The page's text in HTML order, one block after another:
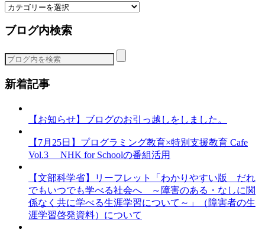
カ
ゴ
ー
ブログ内検索
新着記事
【お知らせ】ブログのお引っ越しをしました。
【7月25日】プログラミング教育×特別支援教育 Cafe
Vol.3 NHK for Schoolの番組活用
【文部科学省】リーフレット「わかりやすい版 だれ
でもいつでも学べる社会へ ～障害のある・なしに関
係なく共に学べる生涯学習について～」（障害者の生
涯学習啓発資料）について